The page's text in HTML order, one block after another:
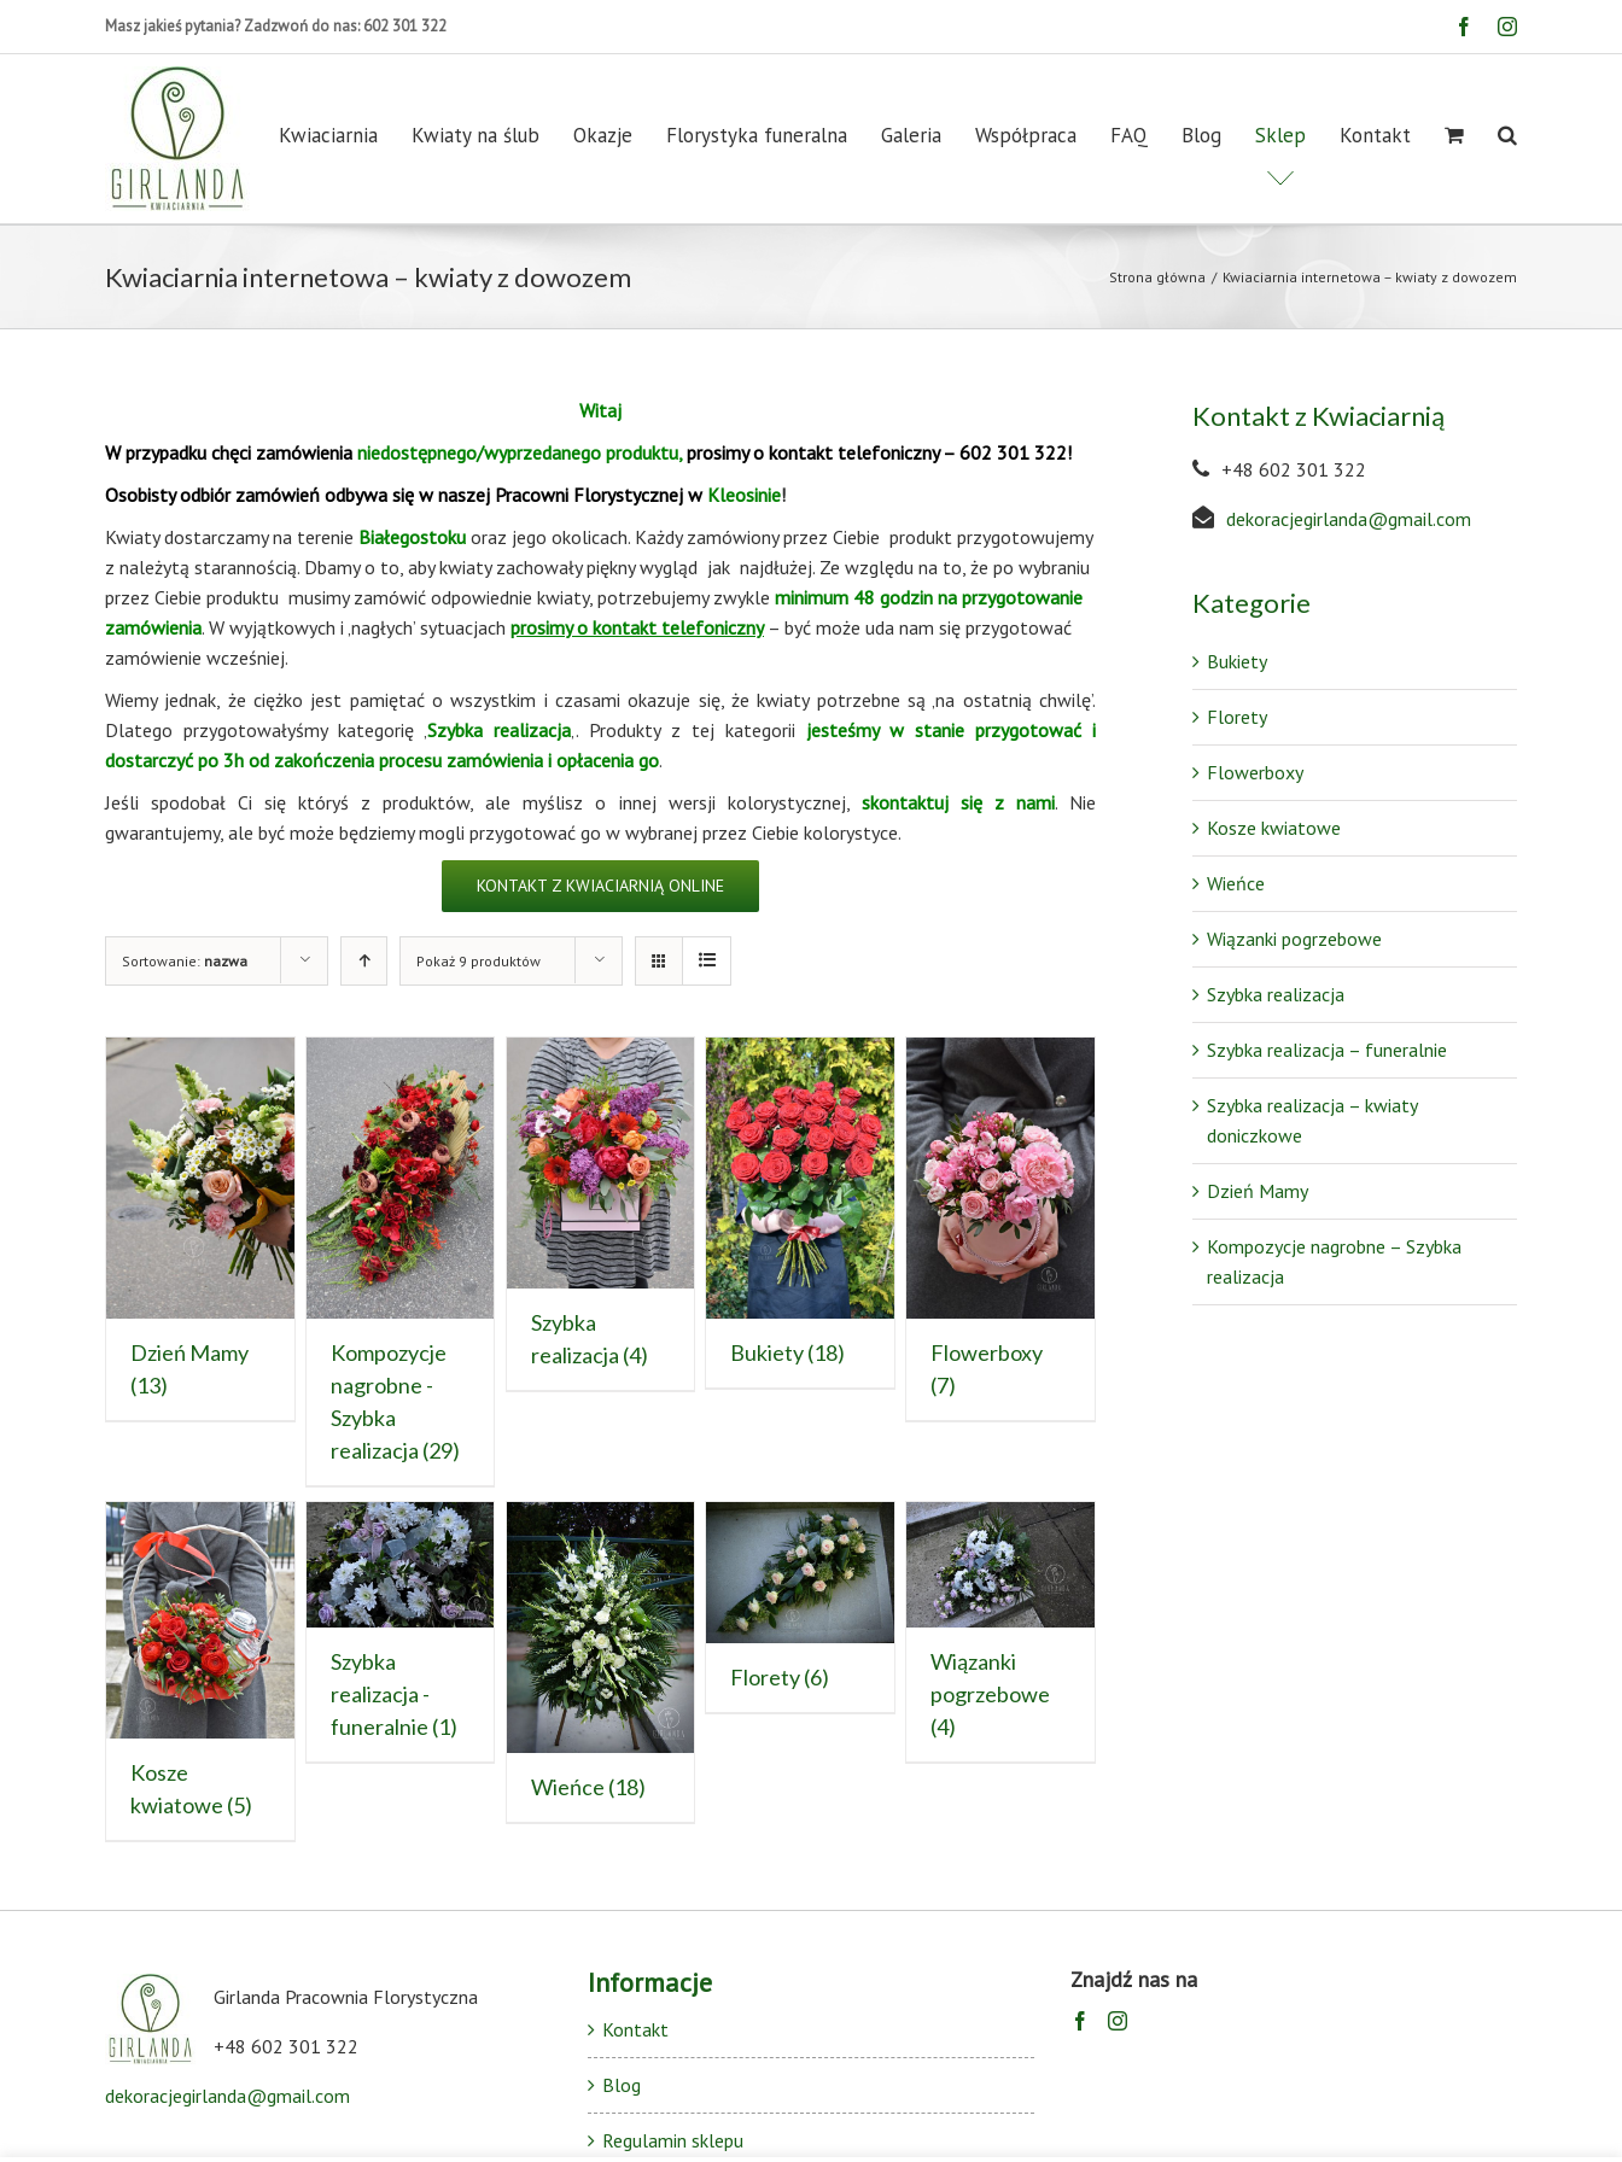
Masz jakieś pytania? Zadzwoń do nas: 602 301 322 FacebookInstagram
Kwiaciarnia Kwiaty na ślub Okazje Florystyka funeralna Galeria Współpraca FAQ Blog Sklep Kontakt
Kwiaciarnia internetowa – kwiaty z dowozem Strona główna / Kwiaciarnia internetowa – kwiaty z dowozem
Witaj
W przypadku chęci zamówienia niedostępnego/wyprzedanego produktu,prosimy o kontakt telefoniczny – 602 301 322!
Osobisty odbiór zamówień odbywa się w naszej Pracowni Florystycznej w Kleosinie!
Kwiaty dostarczamy na terenie Białegostoku oraz jego okolicach. Każdy zamówiony przez Ciebie produkt przygotowujemy
z należytą starannością. Dbamy o to, aby kwiaty zachowały piękny wygląd jak najdłużej. Ze względu na to, że po wybraniu
przez Ciebie produktu musimy zamówić odpowiednie kwiaty, potrzebujemy zwykle minimum 48 godzin na przygotowanie
zamówienia. W wyjątkowych i ‚nagłych’ sytuacjach prosimy o kontakt telefoniczny– być może uda nam się przygotować
zamówienie wcześniej.
Wiemy jednak, że ciężko jest pamiętać o wszystkim i czasami okazuje się, że kwiaty potrzebne są ‚na ostatnią chwilę’.
Dlatego przygotowałyśmy kategorię ‚Szybka realizacja‚. Produkty z tej kategorii jesteśmy w stanie przygotować i
dostarczyć po 3h od zakończenia procesu zamówienia i opłacenia go.
Jeśli spodobał Ci się któryś z produktów, ale myślisz o innej wersji kolorystycznej, skontaktuj się z nami. Nie
gwarantujemy, ale być może będziemy mogli przygotować go w wybranej przez Ciebie kolorystyce.
KONTAKT Z KWIACIARNIĄ ONLINE
Sortowanie: nazwa Pokaż 9 produktów
Dzień Mamy
(13)
Kompozycje
nagrobne -
Szybka
realizacja (29)
Szybka
realizacja (4) Bukiety(18)
Flowerboxy
(7)
Kosze
kwiatowe (5)
Szybka
realizacja -
funeralnie (1)
Wieńce (18)
Florety(6)
Wiązanki
pogrzebowe
(4)
Kontakt z Kwiaciarnią
+48 602 301 322
dekoracjegirlanda@gmail.com
Kategorie
Bukiety
Florety
Flowerboxy
Kosze kwiatowe
Wieńce
Wiązanki pogrzebowe
Szybka realizacja
Szybka realizacja – funeralnie
Szybka realizacja – kwiaty
doniczkowe
Dzień Mamy
Kompozycje nagrobne – Szybka
realizacja
Girlanda Pracownia Florystyczna
+48 602 301 322
dekoracjegirlanda@gmail.com
Informacje
Kontakt
Blog
Regulamin sklepu
Znajdź nas na